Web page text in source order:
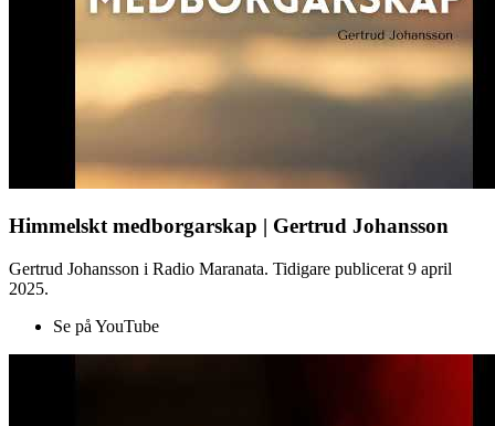
Himmelskt medborgarskap | Gertrud Johansson
Gertrud Johansson i Radio Maranata. Tidigare publicerat 9 april
2025.
Se på YouTube